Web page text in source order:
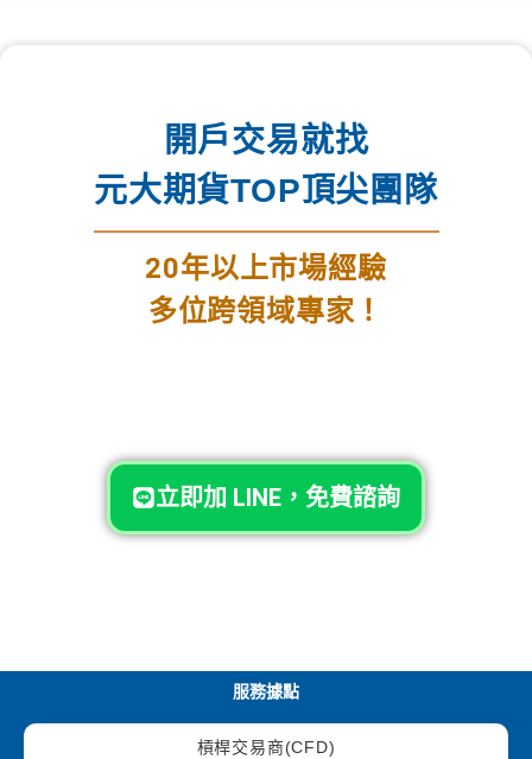
開戶交易就找
元大期貨TOP頂尖團隊
20年以上市場經驗
多位跨領域專家！
立即加 LINE，免費諮詢
服務據點
槓桿交易商(CFD)